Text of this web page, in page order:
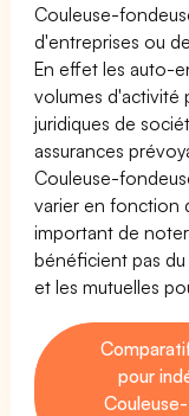
Couleuse-
d'entreprises ou
En effet les auto-
volumes d'activité
juridiques de
assurances
Couleuse-
varier en fonction
important de
bénéficient pas
et les mutuelles
pour